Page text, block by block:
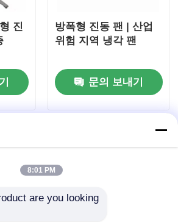
진
방폭형 진동 팬 | 산업
위험 지역 냉각 팬
문의 보내기
8:01 PM
are you looking